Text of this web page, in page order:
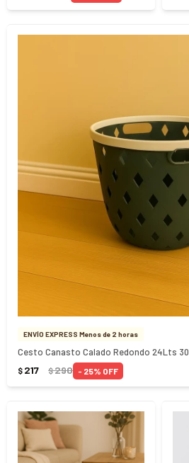
ENVÍO EXPRESS Menos de 2 horas
Cesto Canasto Calado Redondo 24Lts
$ 217 $290 25